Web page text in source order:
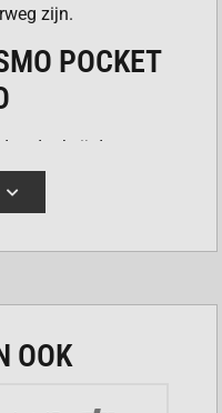
zijn.
POCKET
dankzij de
heldere opnames bij
OOK